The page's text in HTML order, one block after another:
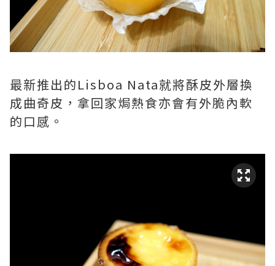
最新推出的Lisboa Nata就將酥皮外層換
成曲奇皮，拿回家焗熱食亦會有外脆內軟
的口感。